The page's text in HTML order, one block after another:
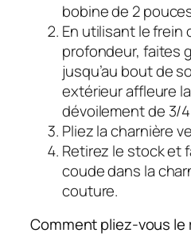
bobine de 2
En utilisant le frein
profondeur, faites
jusqu’au bout de
extérieur affleure
dévoilement de 3/
Pliez la charnière
Retirez le stock et
coude dans la
couture.
Comment pliez-vous